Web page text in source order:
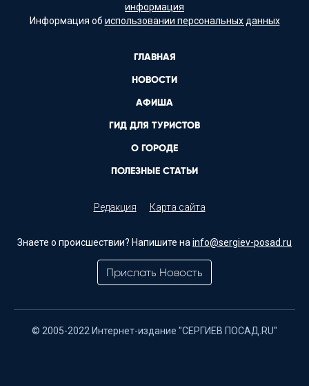
информация
Информация об использовании персональных данных
ГЛАВНАЯ
НОВОСТИ
АФИША
ГИД ДЛЯ ТУРИСТОВ
О ГОРОДЕ
ПОЛЕЗНЫЕ СТАТЬИ
Редакция Карта сайта
Знаете о происшествии? Напишите на info@sergiev-posad.ru
Прислать Новость
© 2005-2022 Интернет-издание "СЕРГИЕВ ПОСАД.RU"